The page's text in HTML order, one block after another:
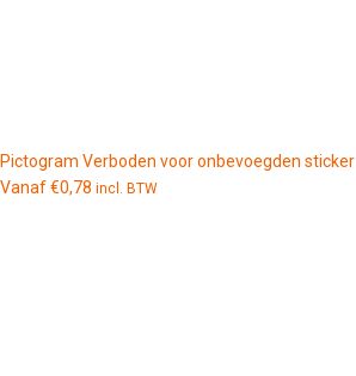
Pictogram Verboden voor onbevoegden sticker
Vanaf€0,78 incl. BTW